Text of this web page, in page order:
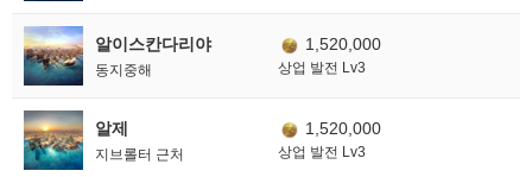
알이스칸다리야
동지중해
1,520,000
상업 발전 Lv3
알제
지브롤터 근처
1,520,000
상업 발전 Lv3